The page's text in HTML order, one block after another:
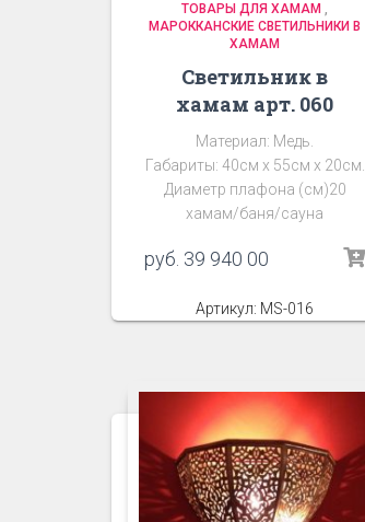
ТОВАРЫ ДЛЯ ХАМАМ ,
МАРОККАНСКИЕ СВЕТИЛЬНИКИ В
ХАМАМ
Светильник в
хамам арт. 060
Материал: Медь.
Габариты: 40см х 55см х 20см.
Диаметр плафона (см)20
хамам/баня/сауна
руб. 39 940 00
Артикул: MS-016